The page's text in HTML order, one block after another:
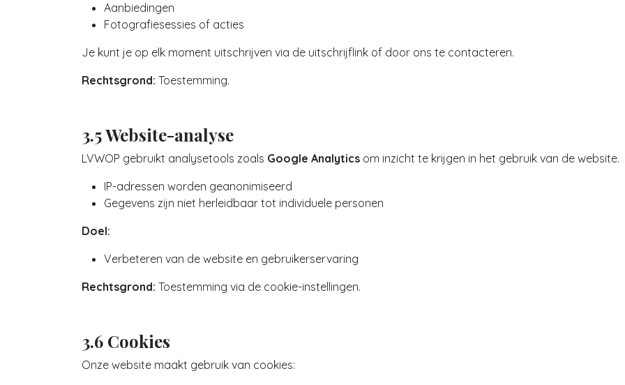
Aanbiedingen
Fotografiesessies of acties
Je kunt je op elk moment uitschrijven via de uitschrijflink of door ons te contacteren.
Rechtsgrond: Toestemming.
3.5 Website-analyse
LVWOP gebruikt analysetools zoals Google Analytics om inzicht te krijgen in het gebruik van de website.
IP-adressen worden geanonimiseerd
Gegevens zijn niet herleidbaar tot individuele personen
Doel:
Verbeteren van de website en gebruikerservaring
Rechtsgrond: Toestemming via de cookie-instellingen.
3.6 Cookies
Onze website maakt gebruik van cookies: